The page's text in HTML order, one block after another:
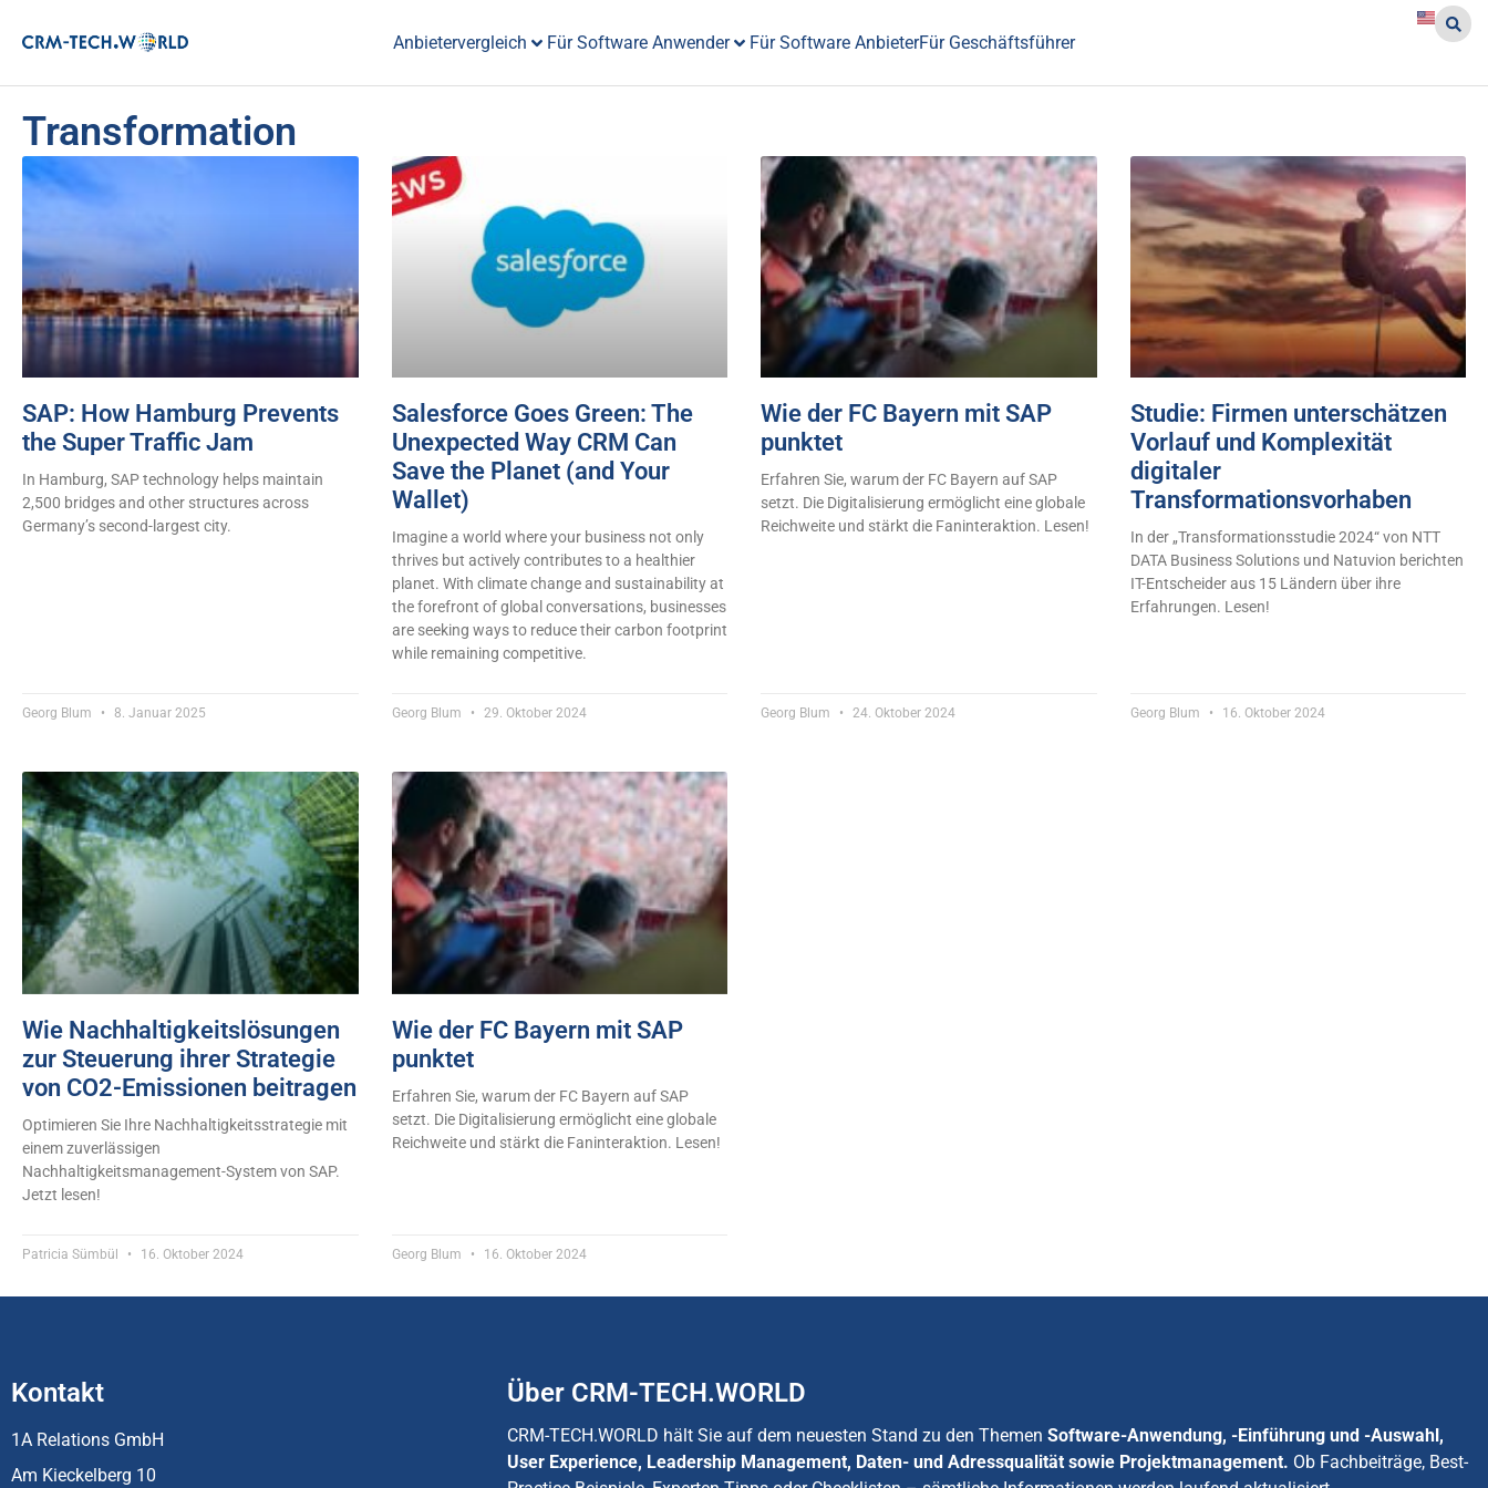
Anbietervergleich Für Software Anwender Für Software AnbieterFür Geschäftsführer
Transformation
SAP: How Hamburg Prevents
the Super Traffic Jam
In Hamburg, SAP technology helps maintain
2,500 bridges and other structures across
Germany’s second-largest city.
Georg Blum 8. Januar 2025
Salesforce Goes Green: The
Unexpected Way CRM Can
Save the Planet (and Your
Wallet)
Imagine a world where your business not only
thrives but actively contributes to a healthier
planet. With climate change and sustainability at
the forefront of global conversations, businesses
are seeking ways to reduce their carbon footprint
while remaining competitive.
Georg Blum 29. Oktober 2024
Wie der FC Bayern mit SAP
punktet
Erfahren Sie, warum der FC Bayern auf SAP
setzt. Die Digitalisierung ermöglicht eine globale
Reichweite und stärkt die Faninteraktion. Lesen!
Georg Blum 24. Oktober 2024
Studie: Firmen unterschätzen
Vorlauf und Komplexität
digitaler
Transformationsvorhaben
In der „Transformationsstudie 2024“ von NTT
DATA Business Solutions und Natuvion berichten
IT-Entscheider aus 15 Ländern über ihre
Erfahrungen. Lesen!
Georg Blum 16. Oktober 2024
Wie Nachhaltigkeitslösungen
zur Steuerung ihrer Strategie
von CO2-Emissionen beitragen
Optimieren Sie Ihre Nachhaltigkeitsstrategie mit
einem zuverlässigen
Nachhaltigkeitsmanagement-System von SAP.
Jetzt lesen!
Patricia Sümbül 16. Oktober 2024
Wie der FC Bayern mit SAP
punktet
Erfahren Sie, warum der FC Bayern auf SAP
setzt. Die Digitalisierung ermöglicht eine globale
Reichweite und stärkt die Faninteraktion. Lesen!
Georg Blum 16. Oktober 2024
Kontakt
1A Relations GmbH
Am Kieckelberg 10
Über CRM-TECH.WORLD
CRM-TECH.WORLD hält Sie auf dem neuesten Stand zu den Themen Software-Anwendung, -Einführung und -Auswahl,
User Experience, Leadership Management, Daten- und Adressqualität sowie Projektmanagement. Ob Fachbeiträge, Best-